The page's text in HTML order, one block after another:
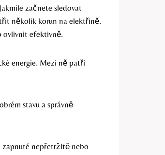
začnete sledovat
několik korun na elektřině.
ovlivnit efektivně.
energie. Mezi ně patří
stavu a správně
nepřetržitě nebo